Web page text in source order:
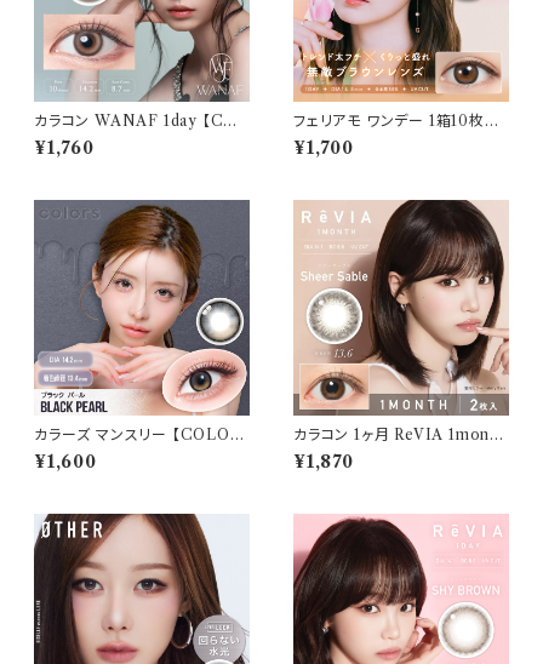
カラコン WANAF 1day 【COL
OR：ブリスオーラ】1箱 10枚入
ワナフ ワンデー キムミンジュ K
レンズ
¥1,760
フェリアモ ワンデー 1箱10枚入
り【COLOR：タルトタタン】 白石
麻衣（まいやん） イメージモデ
ンタクトレンズ
¥1,700
カラーズ マンスリー 【COLOR：
ブラックパール】 【1箱2枚入】【
一条響 イメージモデル 】 韓国
トレンズ
¥1,600
カラコン 1ヶ月 ReVIA 1month
【 COLOR：シアーセーブル】カ
ラコン 1ヶ月 １箱２枚 度あり 度
¥1,870